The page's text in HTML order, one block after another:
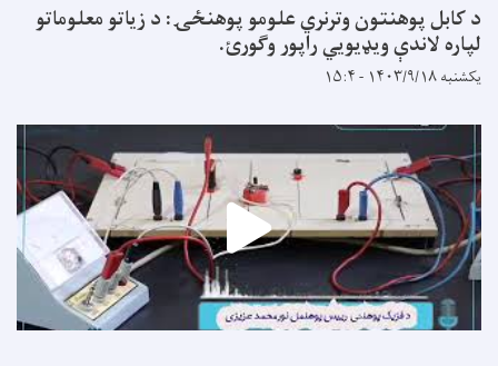
د کابل پوهنتون وترنري علومو پوهنځۍ: د زیاتو معلوماتو
لپاره لاندې ویډیويي راپور وګورئ.
یکشنبه ۱۴۰۳/۹/۱۸ - ۱۵:۴